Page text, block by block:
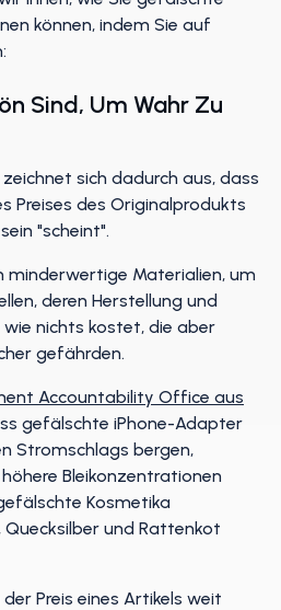
können, indem Sie auf
Sind, Um Wahr Zu
sich dadurch aus, dass
Preises des Originalprodukts
"scheint".
minderwertige Materialien, um
deren Herstellung und
nichts kostet, die aber
gefährden.
Accountability Office aus
gefälschte iPhone-Adapter
Stromschlags bergen,
Bleikonzentrationen
Kosmetika
und Rattenkot
Preis eines Artikels weit